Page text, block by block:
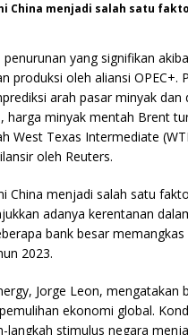
China menjadi salah satu
yang signifikan
produksi oleh aliansi
arah pasar minyak
harga minyak mentah Brent
West Texas Intermediate
oleh Reuters.
China menjadi salah satu
adanya kerentanan
bank besar
2023.
Jorge Leon,
ekonomi global.
langkah stimulus negara